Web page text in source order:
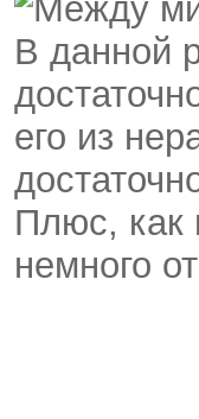
В данной
его из
Плюс, как
немного